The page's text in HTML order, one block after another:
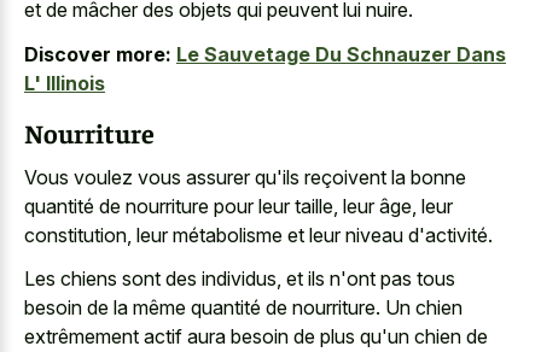
et de mâcher des objets qui peuvent lui nuire.
Discover more: Le Sauvetage Du Schnauzer Dans
L' Illinois
Nourriture
Vous voulez vous assurer qu'ils reçoivent la bonne
quantité de nourriture pour leur taille, leur âge, leur
constitution, leur métabolisme et leur niveau d'activité.
Les chiens sont des individus, et ils n'ont pas tous
besoin de la même quantité de nourriture. Un chien
extrêmement actif aura besoin de plus qu'un chien de